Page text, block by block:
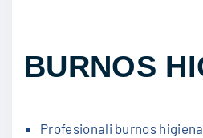
BURNOS
Profesionali burnos